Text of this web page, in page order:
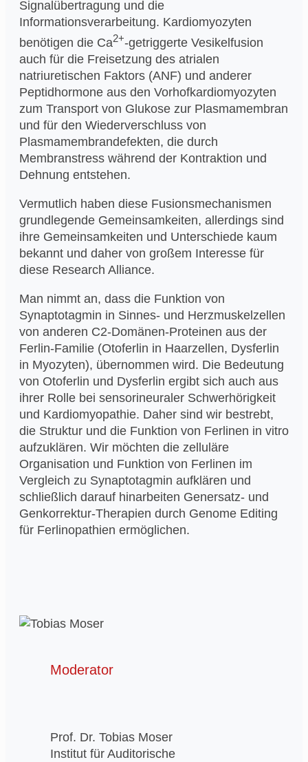
Signalübertragung und die
Informationsverarbeitung. Kardiomyozyten
benötigen die Ca2+-getriggerte Vesikelfusion
auch für die Freisetzung des atrialen
natriuretischen Faktors (ANF) und anderer
Peptidhormone aus den Vorhofkardiomyozyten
zum Transport von Glukose zur Plasmamembran
und für den Wiederverschluss von
Plasmamembrandefekten, die durch
Membranstress während der Kontraktion und
Dehnung entstehen.
Vermutlich haben diese Fusionsmechanismen
grundlegende Gemeinsamkeiten, allerdings sind
ihre Gemeinsamkeiten und Unterschiede kaum
bekannt und daher von großem Interesse für
diese Research Alliance.
Man nimmt an, dass die Funktion von
Synaptotagmin in Sinnes- und Herzmuskelzellen
von anderen C2-Domänen-Proteinen aus der
Ferlin-Familie (Otoferlin in Haarzellen, Dysferlin
in Myozyten), übernommen wird. Die Bedeutung
von Otoferlin und Dysferlin ergibt sich auch aus
ihrer Rolle bei sensorineuraler Schwerhörigkeit
und Kardiomyopathie. Daher sind wir bestrebt,
die Struktur und die Funktion von Ferlinen in vitro
aufzuklären. Wir möchten die zelluläre
Organisation und Funktion von Ferlinen im
Vergleich zu Synaptotagmin aufklären und
schließlich darauf hinarbeiten Genersatz- und
Genkorrektur-Therapien durch Genome Editing
für Ferlinopathien ermöglichen.
Moderator
Prof. Dr. Tobias Moser
Institut für Auditorische